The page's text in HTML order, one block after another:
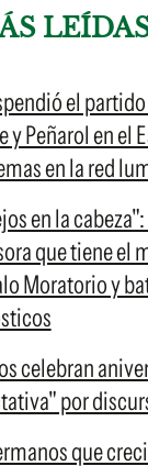
el
y Peñarol en el
en la red
en la
que tiene el
Moratorio y
celebran
por
que